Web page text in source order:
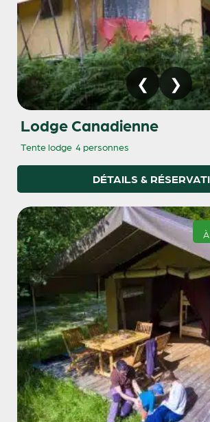
Lodge Canadienne
Tente lodge 4 personnes
DÉTAILS &